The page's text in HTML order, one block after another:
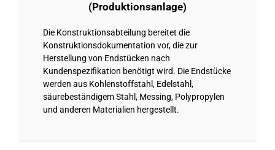
(Produktionsanlage)
Die Konstruktionsabteilung bereitet die
Konstruktionsdokumentation vor, die zur
Herstellung von Endstücken nach
Kundenspezifikation benötigt wird. Die Endstücke
werden aus Kohlenstoffstahl, Edelstahl,
säurebeständigem Stahl, Messing, Polypropylen
und anderen Materialien hergestellt.